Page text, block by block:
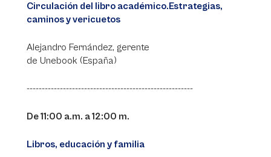
Circulación del libro académico.Estrategias,
caminos y vericuetos
Alejandro Fernández, gerente
de Unebook (España)
-------------------------------------------------------
De 11:00 a.m. a 12:00 m.
Libros, educación y familia